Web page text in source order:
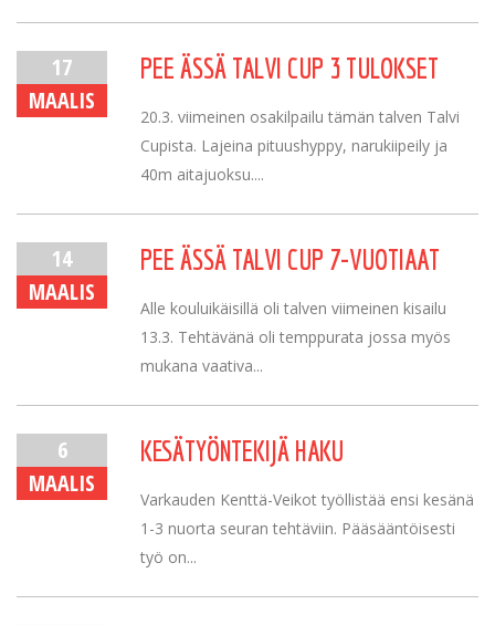
17
MAALIS
PEE ÄSSÄ TALVI CUP 3 TULOKSET
20.3. viimeinen osakilpailu tämän talven Talvi
Cupista. Lajeina pituushyppy, narukiipeily ja
40m aitajuoksu....
14
MAALIS
PEE ÄSSÄ TALVI CUP 7-VUOTIAAT
Alle kouluikäisillä oli talven viimeinen kisailu
13.3. Tehtävänä oli temppurata jossa myös
mukana vaativa...
6
MAALIS
KESÄTYÖNTEKIJÄ HAKU
Varkauden Kenttä-Veikot työllistää ensi kesänä
1-3 nuorta seuran tehtäviin. Pääsääntöisesti
työ on...